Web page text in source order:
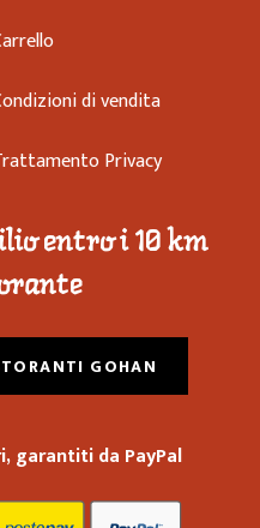
di vendita
Privacy
entro i 10 km
GOHAN
garantiti da PayPal